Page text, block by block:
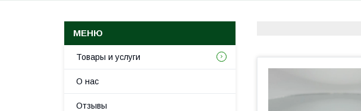
Товары и услуги
О нас
Отзывы